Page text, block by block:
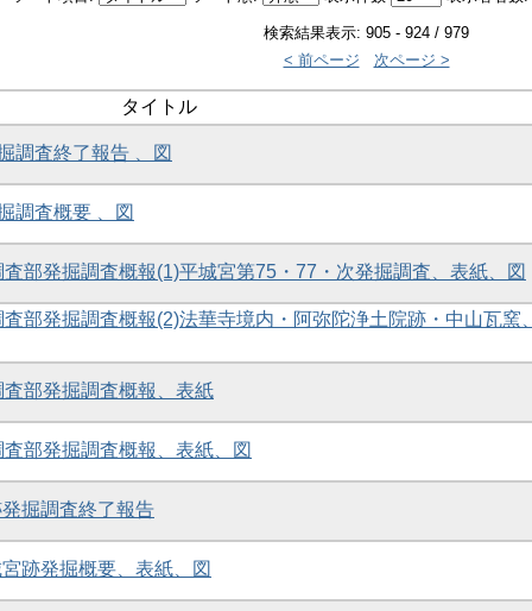
検索結果表示: 905 - 924 / 979
< 前ページ
次ページ >
タイトル
調査終了報告 、図
調査概要 、図
部発掘調査概報(1)平城宮第75・77・次発掘調査、表紙、図
部発掘調査概報(2)法華寺境内・阿弥陀浄土院跡・中山瓦窯、
部発掘調査概報、表紙
部発掘調査概報、表紙、図
掘調査終了報告
跡発掘概要、表紙、図